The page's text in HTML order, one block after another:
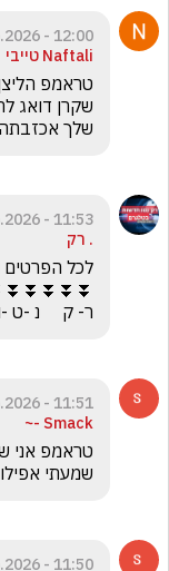
12:00 - 08.06.2026
Naftali טייבי
שלך אכזבתה
11:53 - 08.06.2026
. רק
ר- ק     נ -
11:51 - 08.06.2026
Smack -~
שמעתי
11:50 - 08.06.2026